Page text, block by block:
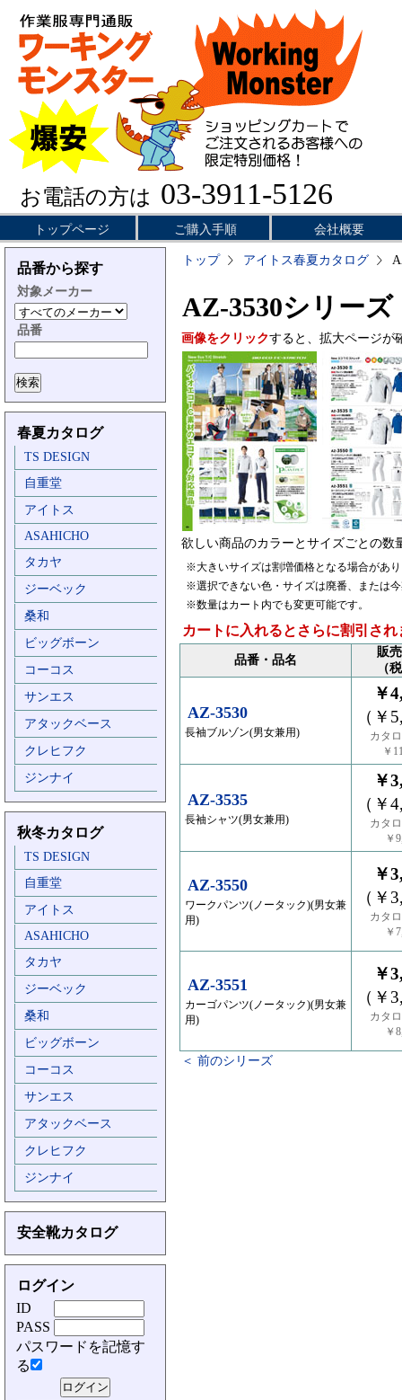
お電話の方は 03-3911-5126
トップページ ご購入手順 会社概要
品番から探す
対象メーカー
品番
春夏カタログ
TS DESIGN
自重堂
アイトス
ASAHICHO
タカヤ
ジーベック
桑和
ビッグボーン
コーコス
サンエス
アタックベース
クレヒフク
ジンナイ
秋冬カタログ
TS DESIGN
自重堂
アイトス
ASAHICHO
タカヤ
ジーベック
桑和
ビッグボーン
コーコス
サンエス
アタックベース
クレヒフク
ジンナイ
安全靴カタログ
ログイン
ID
PASS
パスワードを記憶す
る
トップ アイトス春夏カタログ
AZ-3530シリーズ
画像をクリックすると、拡大ページが
欲しい商品のカラーとサイズごとの数
※大きいサイズは割増価格となる場合があ
※選択できない色・サイズは廃番、または
※数量はカート内でも変更可能です。
カートに入れるとさらに割引され
品番・品名
販
（
AZ-3530
長袖ブルゾン(男女兼用)
￥
（￥
カタ
￥
AZ-3535
長袖シャツ(男女兼用)
￥
（￥
カタ
￥
AZ-3550
ワークパンツ(ノータック)(男女兼
用)
￥
（￥
カタ
￥
AZ-3551
カーゴパンツ(ノータック)(男女兼
用)
￥
（￥
カタ
￥
＜ 前のシリーズ